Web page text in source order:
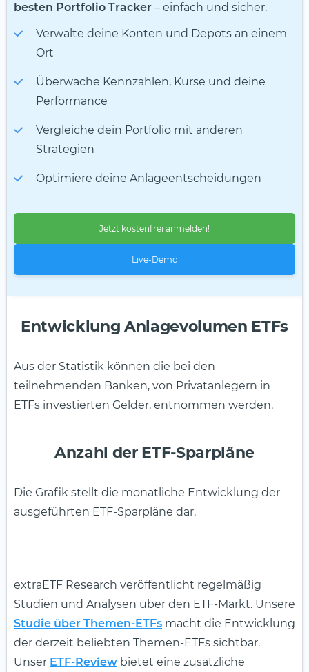
besten Portfolio Tracker – einfach und sicher.
Verwalte deine Konten und Depots an einem
Ort
Überwache Kennzahlen, Kurse und deine
Performance
Vergleiche dein Portfolio mit anderen
Strategien
Optimiere deine Anlageentscheidungen
Jetzt kostenfrei anmelden!
Live-Demo
Entwicklung Anlagevolumen ETFs
Aus der Statistik können die bei den
teilnehmenden Banken, von Privatanlegern in
ETFs investierten Gelder, entnommen werden.
Anzahl der ETF-Sparpläne
Die Grafik stellt die monatliche Entwicklung der
ausgeführten ETF-Sparpläne dar.
extraETF Research veröffentlicht regelmäßig
Studien und Analysen über den ETF-Markt. Unsere
Studie über Themen-ETFs macht die Entwicklung
der derzeit beliebten Themen-ETFs sichtbar.
Unser ETF-Review bietet eine zusätzliche